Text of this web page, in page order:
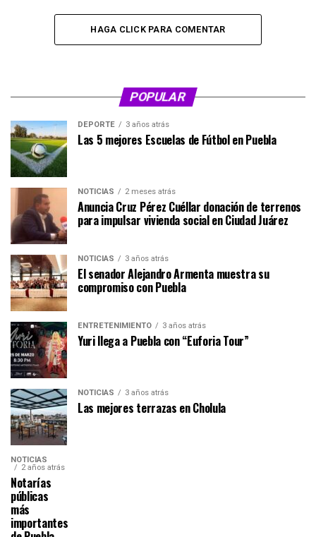
HAGA CLICK PARA COMENTAR
POPULAR
DEPORTE 3 años atrás
Las 5 mejores Escuelas de Fútbol en Puebla
NOTICIAS 2 meses atrás
Anuncia Cruz Pérez Cuéllar donación de terrenos
para impulsar vivienda social en Ciudad Juárez
NOTICIAS 3 años atrás
El senador Alejandro Armenta muestra su
compromiso con Puebla
ENTRETENIMIENTO 3 años atrás
Yuri llega a Puebla con “Euforia Tour”
NOTICIAS 3 años atrás
Las mejores terrazas en Cholula
NOTICIAS
2 años atrás
Notarías
públicas
más
importantes